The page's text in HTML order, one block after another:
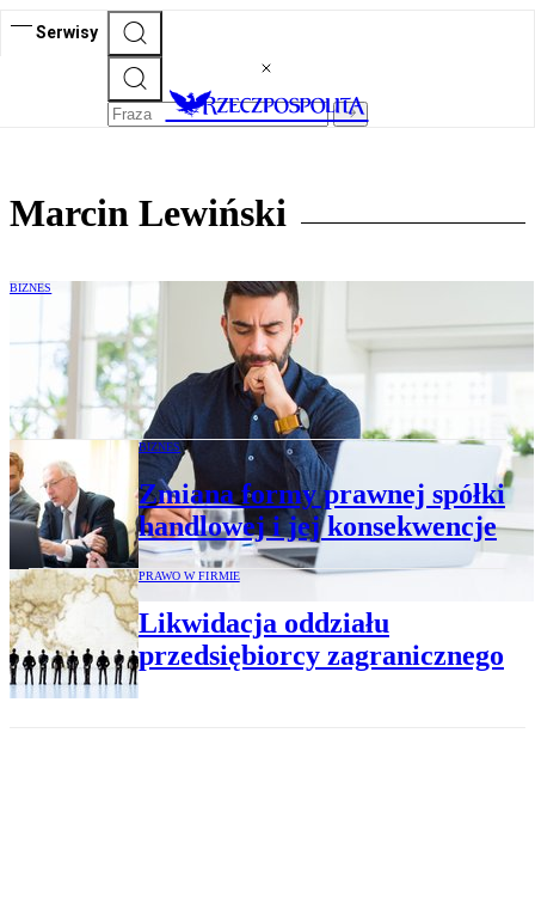
Serwisy
Marcin Lewiński
BIZNES
Przekształcenia: od przedsiębiorcy –
osoby fizycznej do giełdowej spółki
akcyjnej
BIZNES
Zmiana formy prawnej spółki
handlowej i jej konsekwencje
PRAWO W FIRMIE
Likwidacja oddziału
przedsiębiorcy zagranicznego